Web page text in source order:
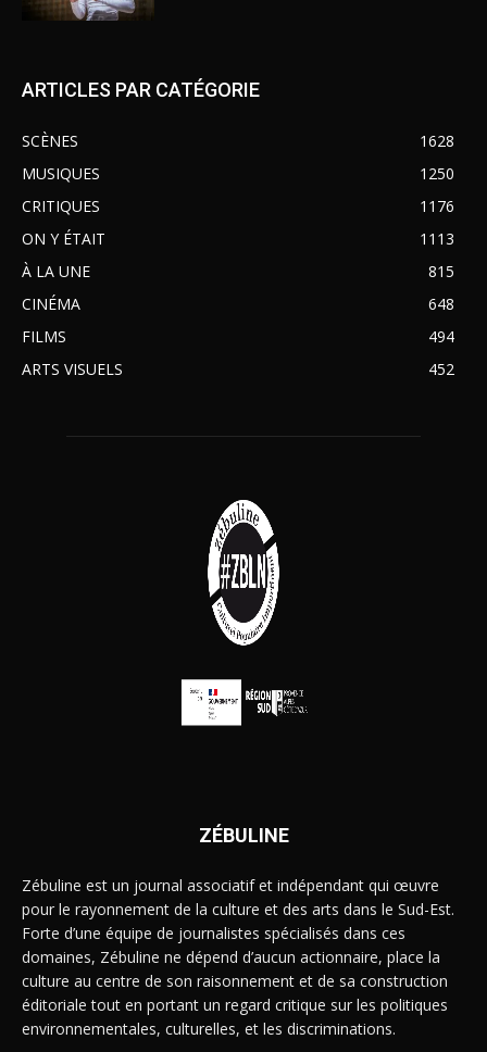
ARTICLES PAR CATÉGORIE
SCÈNES
1628
MUSIQUES
1250
CRITIQUES
1176
ON Y ÉTAIT
1113
À LA UNE
815
CINÉMA
648
FILMS
494
ARTS VISUELS
452
ZÉBULINE
Zébuline est un journal associatif et indépendant qui œuvre
pour le rayonnement de la culture et des arts dans le Sud-Est.
Forte d’une équipe de journalistes spécialisés dans ces
domaines, Zébuline ne dépend d’aucun actionnaire, place la
culture au centre de son raisonnement et de sa construction
éditoriale tout en portant un regard critique sur les politiques
environnementales, culturelles, et les discriminations.